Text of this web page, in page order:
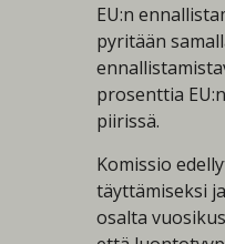
EU:n
pyritään
prosenttia
piirissä.
Komissio
täyttämiseksi
osalta